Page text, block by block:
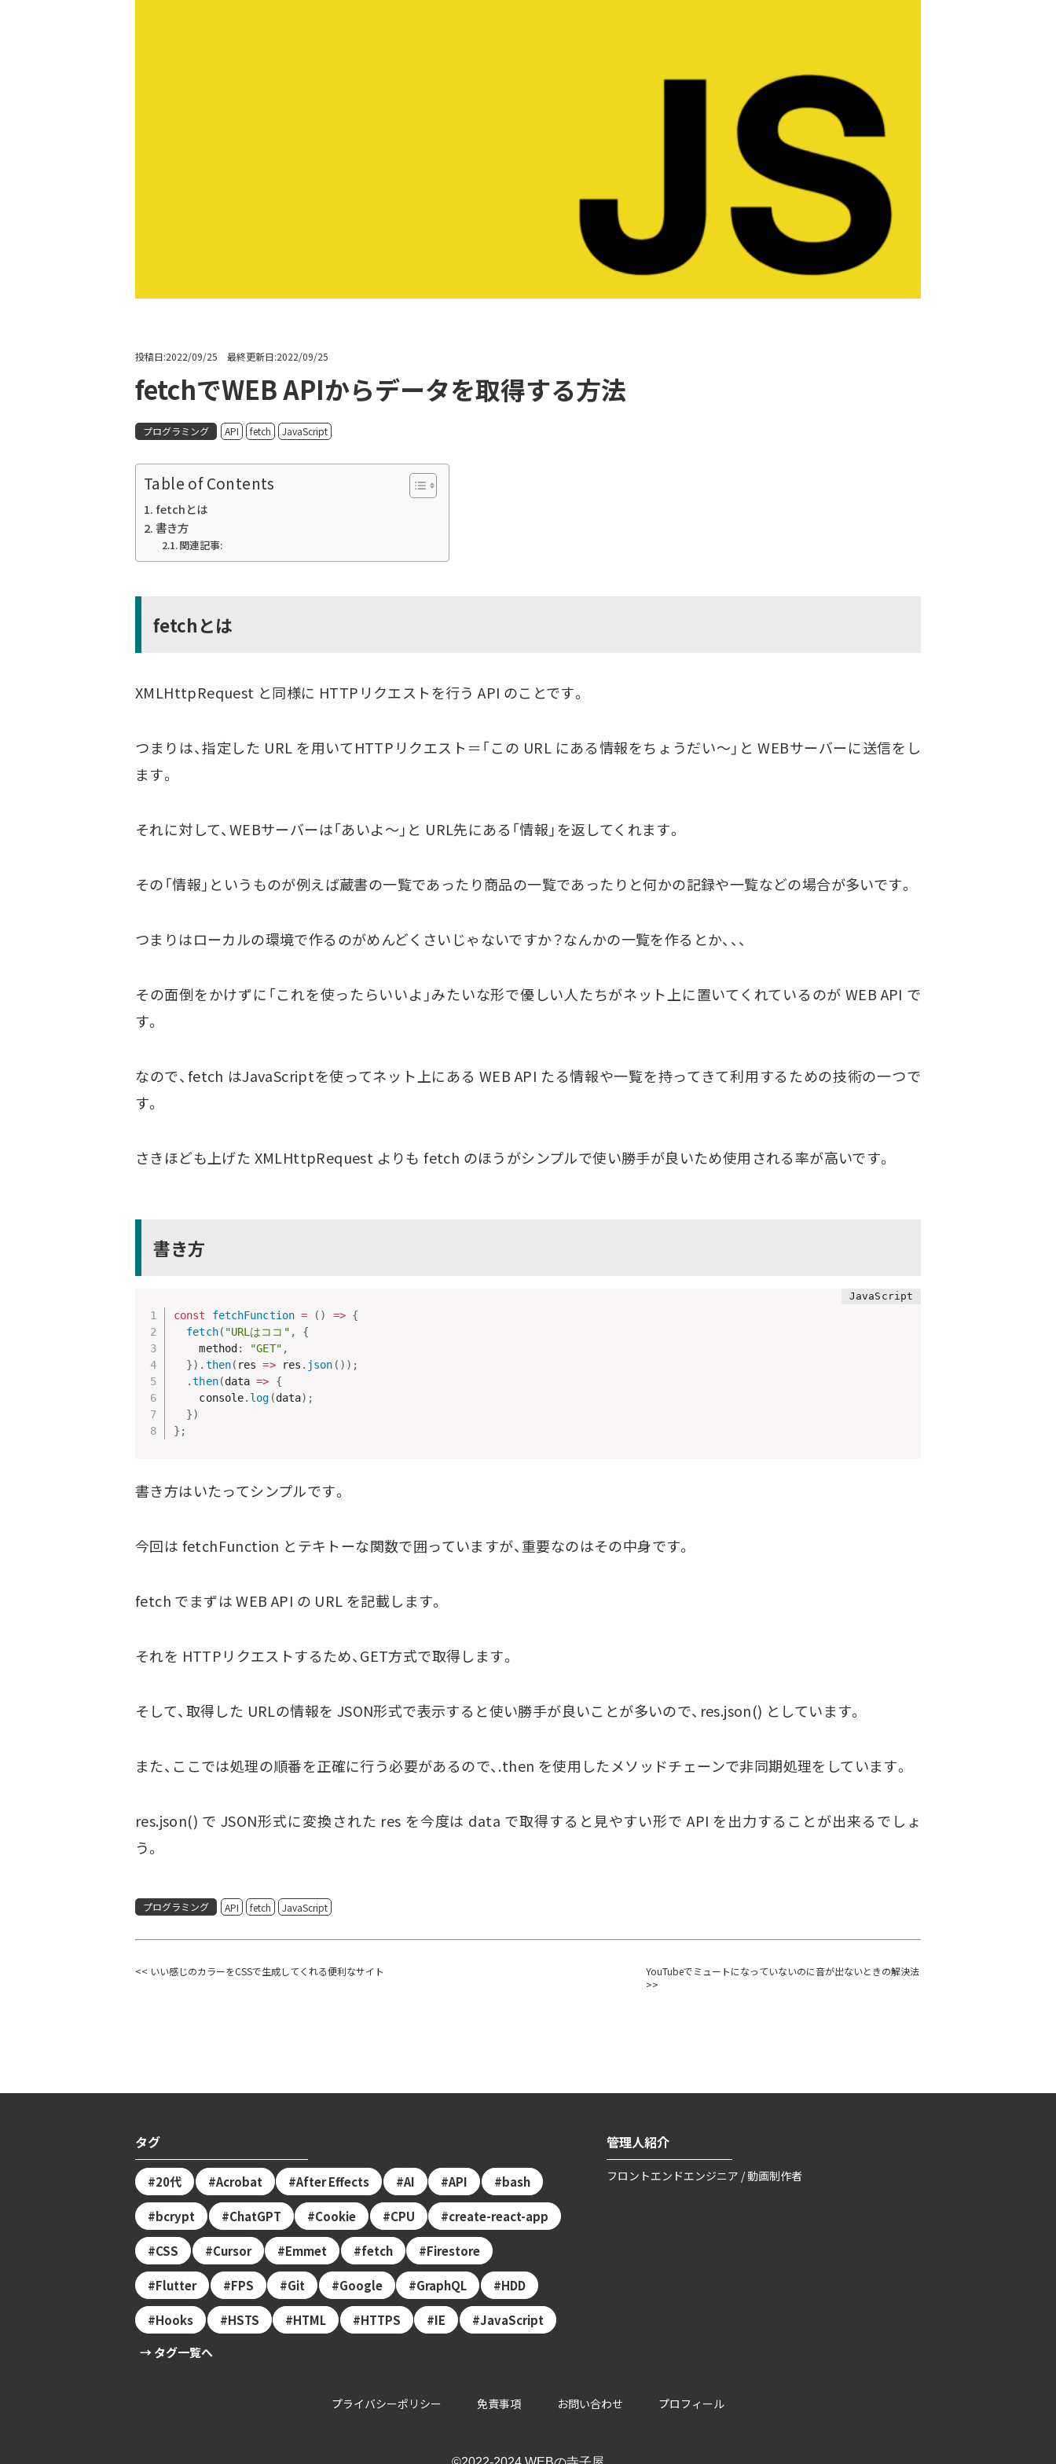
投稿日:2022/09/25 最終更新日:2022/09/25
fetchでWEB APIからデータを取得する方法
プログラミング API fetch JavaScript
Table of Contents
fetchとは
書き方
関連記事:
fetchとは
XMLHttpRequest と同様に HTTPリクエストを行う API のことです。
つまりは、指定した URL を用いてHTTPリクエスト＝「この URL にある情報をちょうだい～」と WEBサーバーに送信をし
ます。
それに対して、WEBサーバーは「あいよ～」と URL先にある「情報」を返してくれます。
その「情報」というものが例えば蔵書の一覧であったり商品の一覧であったりと何かの記録や一覧などの場合が多いです。
つまりはローカルの環境で作るのがめんどくさいじゃないですか？なんかの一覧を作るとか、、、
その面倒をかけずに「これを使ったらいいよ」みたいな形で優しい人たちがネット上に置いてくれているのが WEB API で
す。
なので、fetch はJavaScriptを使ってネット上にある WEB API たる情報や一覧を持ってきて利用するための技術の一つで
す。
さきほども上げた XMLHttpRequest よりも fetch のほうがシンプルで使い勝手が良いため使用される率が高いです。
書き方
const fetchFunction = ( ) => {
fetch( "URLはココ" ,
{
    method
: "GET" ,
}) . then( res => res . json ( ) ) ;
.then(data =>
{
    console
. log (data) ;
})
} ;
書き方はいたってシンプルです。
今回は fetchFunction とテキトーな関数で囲っていますが、重要なのはその中身です。
fetch でまずは WEB API の URL を記載します。
それを HTTPリクエストするため、GET方式で取得します。
そして、取得した URLの情報を JSON形式で表示すると使い勝手が良いことが多いので、res.json() としています。
また、ここでは処理の順番を正確に行う必要があるので、.then を使用したメソッドチェーンで非同期処理をしています。
res.json() で JSON形式に変換された res を今度は data で取得すると見やすい形で API を出力することが出来るでしょ
う。
プログラミング API fetch JavaScript
<< いい感じのカラーをCSSで生成してくれる便利なサイト
YouTubeでミュートになっていないのに音が出ないときの解決法
>>
タグ
20代 Acrobat After Effects AI API bash
bcrypt ChatGPT Cookie CPU create-react-app
CSS Cursor Emmet fetch Firestore
Flutter FPS Git Google GraphQL HDD
Hooks HSTS HTML HTTPS IE
JavaScript
→ タグ一覧へ
管理人紹介
フロントエンドエンジニア / 動画制作者
プライバシーポリシー 免責事項 お問い合わせ プロフィール